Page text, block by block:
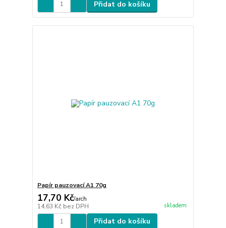
Přidat do košíku
Papír pauzovací A1 70g
17,70 Kč/arch
14,63 Kč bez DPH skladem
Přidat do košíku